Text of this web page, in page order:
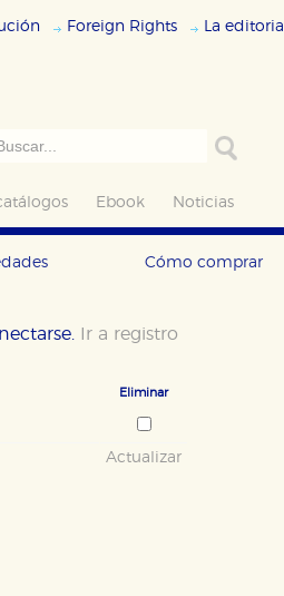
Foreign Rights La editorial
Ebook Noticias
Cómo comprar
Ir a registro
Eliminar
Actualizar